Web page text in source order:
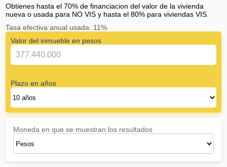
Obtienes hasta el 70% de financiacion del valor de la vivienda
nueva o usada para NO VIS y hasta el 80% para viviendas VIS.
Tasa efectiva anual usada: 11%
Valor del inmueble en pesos
Plazo en años
Moneda en que se muestran los resultados